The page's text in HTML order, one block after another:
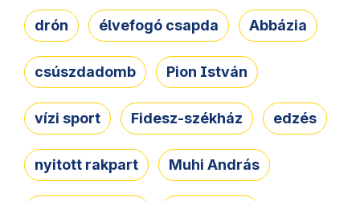
drón élvefogó csapda Abbázia
csúszdadomb Pion István
vízi sport Fidesz-székház edzés
nyitott rakpart Muhi András